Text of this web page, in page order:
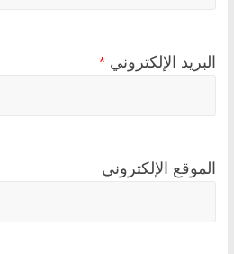
البريد الإلكتروني *
الموقع الإلكتروني